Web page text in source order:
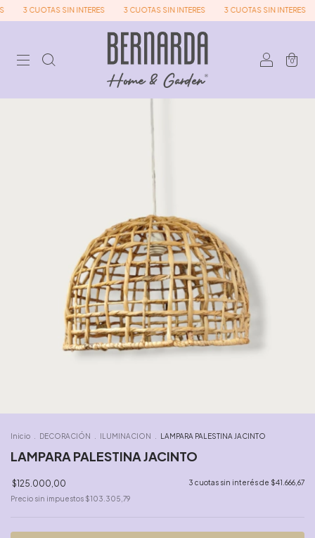
3 CUOTAS SIN INTERES 3 CUOTAS SIN INTERES 3 CUOTAS SIN INTERES
0
Inicio DECORACIÓN ILUMINACION LAMPARA PALESTINA JACINTO
LAMPARA PALESTINA JACINTO
$125.000,00 3 cuotas sin interés de $41.666,67
Precio sin impuestos $103.305,79